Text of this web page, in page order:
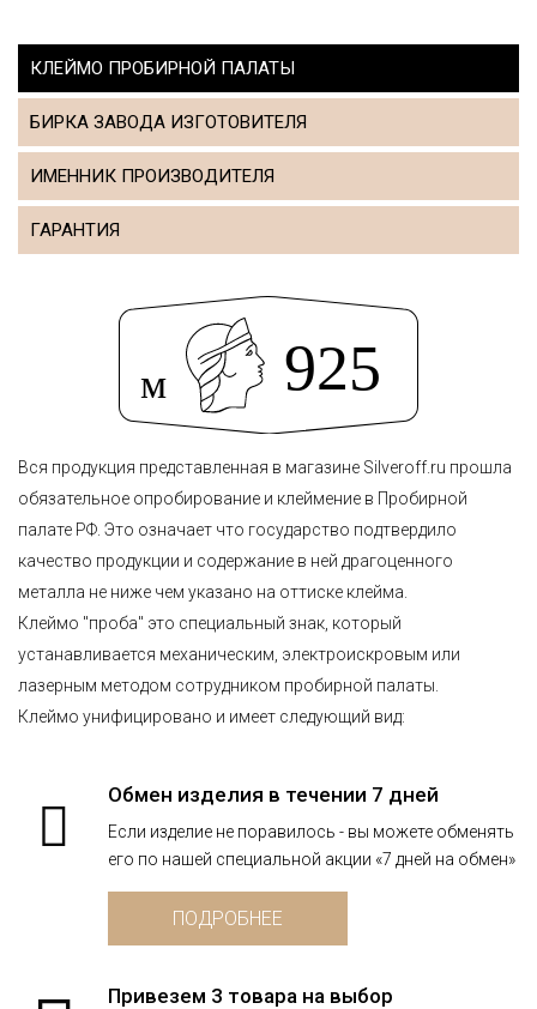
КЛЕЙМО ПРОБИРНОЙ ПАЛАТЫ
БИРКА ЗАВОДА ИЗГОТОВИТЕЛЯ
ИМЕННИК ПРОИЗВОДИТЕЛЯ
ГАРАНТИЯ
Вся продукция представленная в магазине Silveroff.ru прошла
обязательное опробирование и клеймение в Пробирной
палате РФ. Это означает что государство подтвердило
качество продукции и содержание в ней драгоценного
металла не ниже чем указано на оттиске клейма.
Клеймо "проба" это специальный знак, который
устанавливается механическим, электроискровым или
лазерным методом сотрудником пробирной палаты.
Клеймо унифицировано и имеет следующий вид:
Обмен изделия в течении 7 дней
Если изделие не поравилось - вы можете обменять
его по нашей специальной акции «7 дней на обмен»
ПОДРОБНЕЕ
Привезем 3 товара на выбор